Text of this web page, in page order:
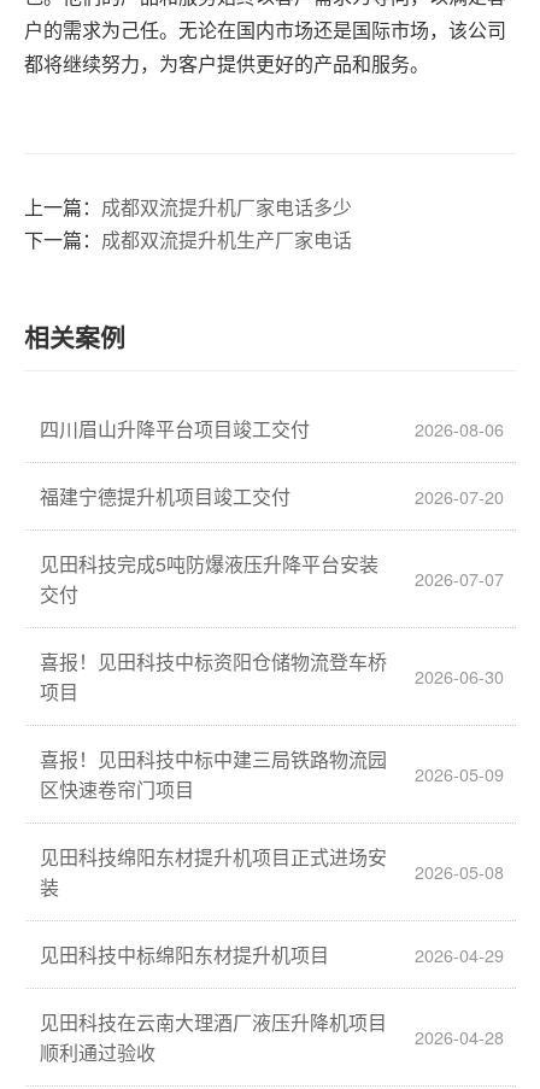
户的需求为己任。无论在国内市场还是国际市场，该公司
都将继续努力，为客户提供更好的产品和服务。
上一篇： 成都双流提升机厂家电话多少
下一篇： 成都双流提升机生产厂家电话
相关案例
四川眉山升降平台项目竣工交付 2026-08-06
福建宁德提升机项目竣工交付 2026-07-20
见田科技完成5吨防爆液压升降平台安装
交付
2026-07-07
喜报！见田科技中标资阳仓储物流登车桥
项目
2026-06-30
喜报！见田科技中标中建三局铁路物流园
区快速卷帘门项目
2026-05-09
见田科技绵阳东材提升机项目正式进场安
装
2026-05-08
见田科技中标绵阳东材提升机项目 2026-04-29
见田科技在云南大理酒厂液压升降机项目
顺利通过验收
2026-04-28